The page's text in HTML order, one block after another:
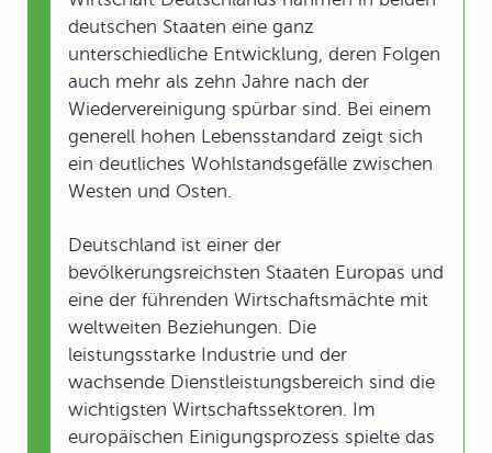
deutschen Staaten eine ganz
unterschiedliche Entwicklung, deren Folgen
auch mehr als zehn Jahre nach der
Wiedervereinigung spürbar sind. Bei einem
generell hohen Lebensstandard zeigt sich
ein deutliches Wohlstandsgefälle zwischen
Westen und Osten.
Deutschland ist einer der
bevölkerungsreichsten Staaten Europas und
eine der führenden Wirtschaftsmächte mit
weltweiten Beziehungen. Die
leistungsstarke Industrie und der
wachsende Dienstleistungsbereich sind die
wichtigsten Wirtschaftssektoren. Im
europäischen Einigungsprozess spielte das